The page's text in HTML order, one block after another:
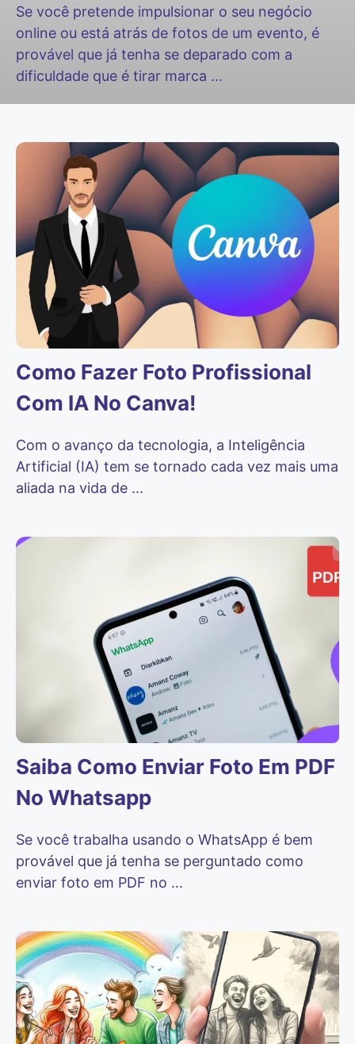
Se você pretende impulsionar o seu negócio
online ou está atrás de fotos de um evento, é
provável que já tenha se deparado com a
dificuldade que é tirar marca ...
Como Fazer Foto Profissional
Com IA No Canva!
Com o avanço da tecnologia, a Inteligência
Artificial (IA) tem se tornado cada vez mais uma
aliada na vida de ...
Saiba Como Enviar Foto Em PDF
No Whatsapp
Se você trabalha usando o WhatsApp é bem
provável que já tenha se perguntado como
enviar foto em PDF no ...